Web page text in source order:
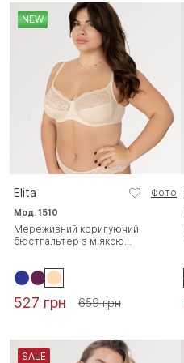
NEW
Elita Фото
Мод. 1510
Мереживний коригуючий
бюстгальтер з м'якою...
527 грн 659 грн
SALE